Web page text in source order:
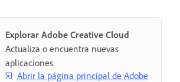
Explorar Adobe Creative Cloud
Actualiza o encuentra nuevas
aplicaciones.
Abrir la página principal de Adobe